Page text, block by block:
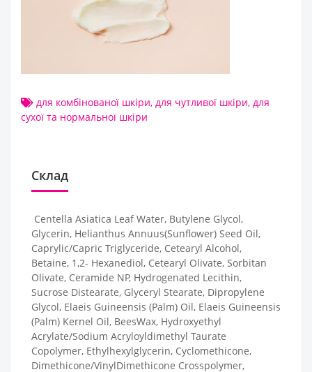
для комбінованої шкіри, для чутливої шкіри, для
сухої та нормальної шкіри
Склад
Centella Asiatica Leaf Water, Butylene Glycol,
Glycerin, Helianthus Annuus(Sunflower) Seed Oil,
Caprylic/Capric Triglyceride, Cetearyl Alcohol,
Betaine, 1,2- Hexanediol, Cetearyl Olivate, Sorbitan
Olivate, Ceramide NP, Hydrogenated Lecithin,
Sucrose Distearate, Glyceryl Stearate, Dipropylene
Glycol, Elaeis Guineensis (Palm) Oil, Elaeis Guineensis
(Palm) Kernel Oil, BeesWax, Hydroxyethyl
Acrylate/Sodium Acryloyldimethyl Taurate
Copolymer, Ethylhexylglycerin, Cyclomethicone,
Dimethicone/VinylDimethicone Crosspolymer,